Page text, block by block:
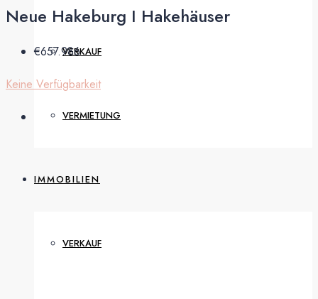
VERKAUF
VERMIETUNG
IMMOBILIEN
VERKAUF
Neue Hakeburg I Hakehäuser
€657.986
Keine Verfügbarkeit